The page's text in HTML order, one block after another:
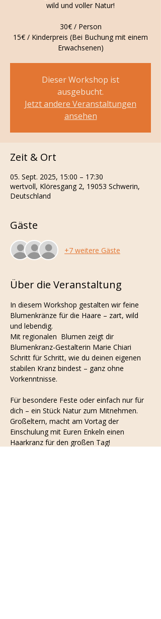
wild und voller Natur!
30€ / Person
15€ / Kinderpreis (Bei Buchung mit einem
Erwachsenen)
Dieser Workshop ist
ausgebucht.
Jetzt andere Veranstaltungen
ansehen
Zeit & Ort
05. Sept. 2025, 15:00 – 17:30
wertvoll, Klöresgang 2, 19053 Schwerin,
Deutschland
Gäste
+7 weitere Gäste
Über die Veranstaltung
In diesem Workshop gestalten wir feine
Blumenkränze für die Haare – zart, wild
und lebendig.
Mit regionalen  Blumen zeigt dir
Blumenkranz-Gestalterin Marie Chiari
Schritt für Schritt, wie du deinen eigenen
stabilen Kranz bindest – ganz ohne
Vorkenntnisse.
Für besondere Feste oder einfach nur für
dich – ein Stück Natur zum Mitnehmen.
Großeltern, macht am Vortag der
Einschulung mit Euren Enkeln einen
Haarkranz für den großen Tag!